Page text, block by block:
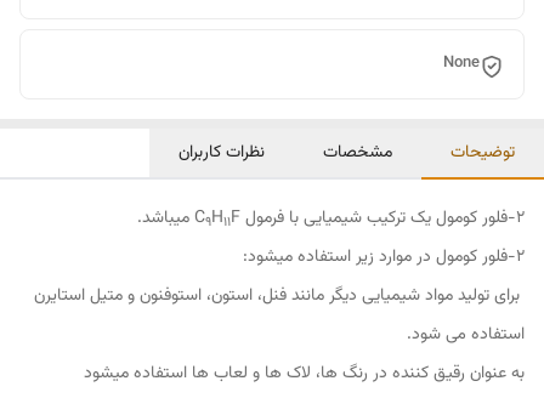
None
توضیحات مشخصات نظرات کاربران
۲-فلور کومول یک ترکیب شیمیایی با فرمول C 9H11F میباشد.
۲-فلور کومول در موارد زیر استفاده میشود:
برای تولید مواد شیمیایی دیگر مانند فنل، استون، استوفنون و متیل استایرن
استفاده می شود.
به عنوان رقیق کننده در رنگ ها، لاک ها و لعاب ها استفاده میشود